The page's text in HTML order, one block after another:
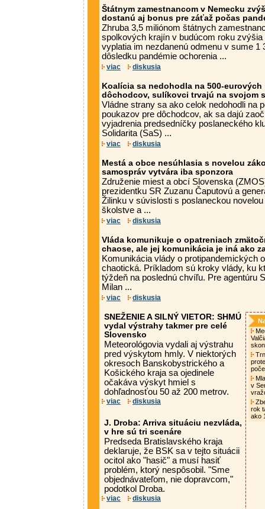
Štátnym zamestnancom v Nemecku
dostanú aj bonus pre záťaž počas
Zhruba 3,5 miliónom štátnych
spolkových krajín v budúcom roku zvýšia
vyplatia im nezdanenú odmenu v sume 1
dôsledku pandémie ochorenia ...
viac diskusia
Koalícia sa nedohodla na 500-
dôchodcov, sulíkovci trvajú na svojom
Vládne strany sa ako celok nedohodli na
poukazov pre dôchodcov, ak sa dajú
vyjadrenia predsedníčky poslaneckého
Solidarita (SaS) ...
viac diskusia
Mestá a obce nesúhlasia s novelou
samospráv vytvára iba sponzora
Združenie miest a obcí Slovenska
prezidentku SR Zuzanu Čaputovú a
Žilinku v súvislosti s poslaneckou
školstve a ...
viac diskusia
Vláda komunikuje o opatreniach
chaose, ale jej komunikácia je iná ako
Komunikácia vlády o protipandemických
chaotická. Príkladom sú kroky vlády, ku
týždeň na poslednú chvíľu. Pre agentúru
Milan ...
viac diskusia
SNEŽENIE A SILNÝ VIETOR: SHMÚ
vydal výstrahy takmer pre celé
Slovensko
Meteorológovia vydali aj výstrahu
pred výskytom hmly. V niektorých
okresoch Banskobystrického a
Košického kraja sa ojedinele
očakáva výskyt hmiel s
dohľadnosťou 50 až 200 metrov.
viac diskusia
J. Droba: Arriva situáciu nezvláda,
v hre sú tri scenáre
Predseda Bratislavského kraja
deklaruje, že BSK sa v tejto situácii
ocitol ako "hasič" a musí hasiť
problém, ktorý nespôsobil. "Sme
objednávateľom, nie dopravcom,"
podotkol Droba.
viac diskusia
v
rok
ako